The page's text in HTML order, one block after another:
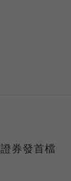
券發首檔